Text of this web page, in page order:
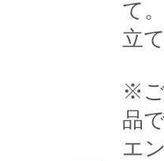
て
立
※ご
品
エ